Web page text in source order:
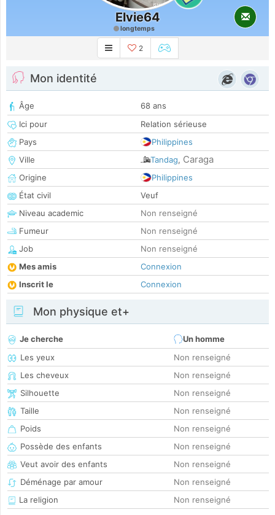
Elvie64
longtemps
2
Mon identité
Âge
68 ans
Ici pour
Relation sérieuse
Pays
Philippines
Ville
Tandag, Caraga
Origine
Philippines
État civil
Veuf
Niveau academic
Non renseigné
Fumeur
Non renseigné
Job
Non renseigné
Mes amis
Connexion
Inscrit le
Connexion
Mon physique et+
Je cherche
Un homme
Les yeux
Non renseigné
Les cheveux
Non renseigné
Silhouette
Non renseigné
Taille
Non renseigné
Poids
Non renseigné
Possède des enfants
Non renseigné
Veut avoir des enfants
Non renseigné
Déménage par amour
Non renseigné
La religion
Non renseigné